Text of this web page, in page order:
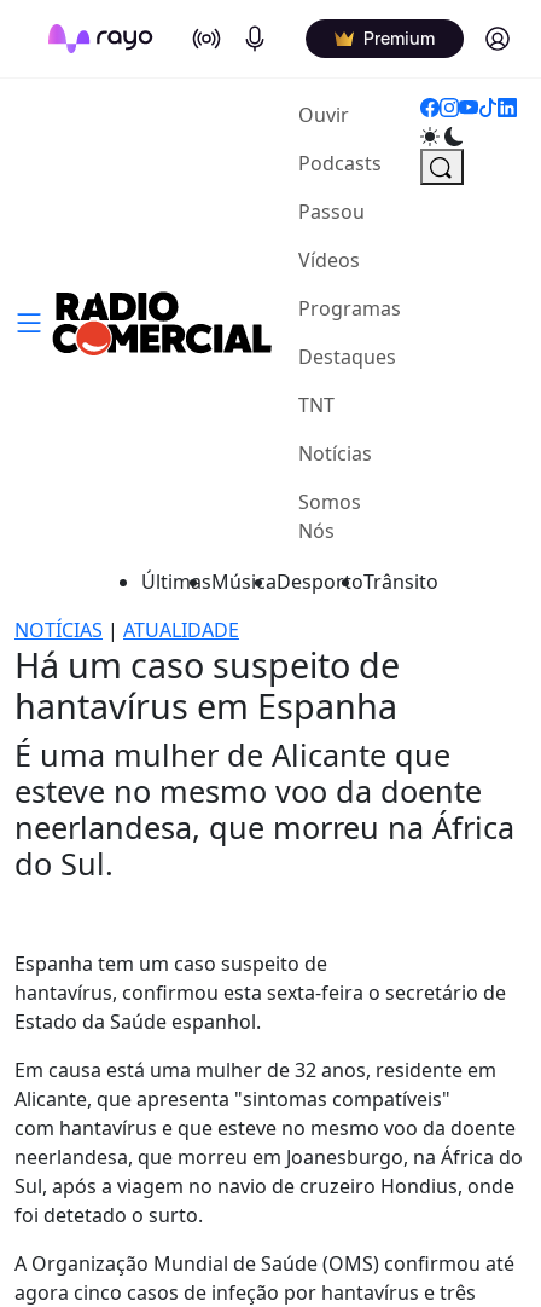
On Air Podcasts Premium Log in
Ouvir(current)
Podcasts
Passou
Vídeos
Programas
Destaques
TNT
Notícias
Somos
Nós
ÚltimasMúsicaDesportoTrânsito
NOTÍCIAS | ATUALIDADE
Há um caso suspeito de
hantavírus em Espanha
É uma mulher de Alicante que
esteve no mesmo voo da doente
neerlandesa, que morreu na África
do Sul.
Espanha tem um caso suspeito de
hantavírus, confirmou esta sexta-feira o secretário de
Estado da Saúde espanhol.
Em causa está uma mulher de 32 anos, residente em
Alicante, que apresenta "sintomas compatíveis"
com hantavírus e que esteve no mesmo voo da doente
neerlandesa, que morreu em Joanesburgo, na África do
Sul, após a viagem no navio de cruzeiro Hondius, onde
foi detetado o surto.
A Organização Mundial de Saúde (OMS) confirmou até
agora cinco casos de infeção por hantavírus e três